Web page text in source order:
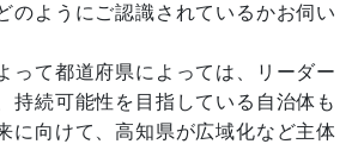
のようにご認識されているかお伺い
って都道府県によっては、リーダー
持続可能性を目指している自治体も
に向けて、高知県が広域化など主体